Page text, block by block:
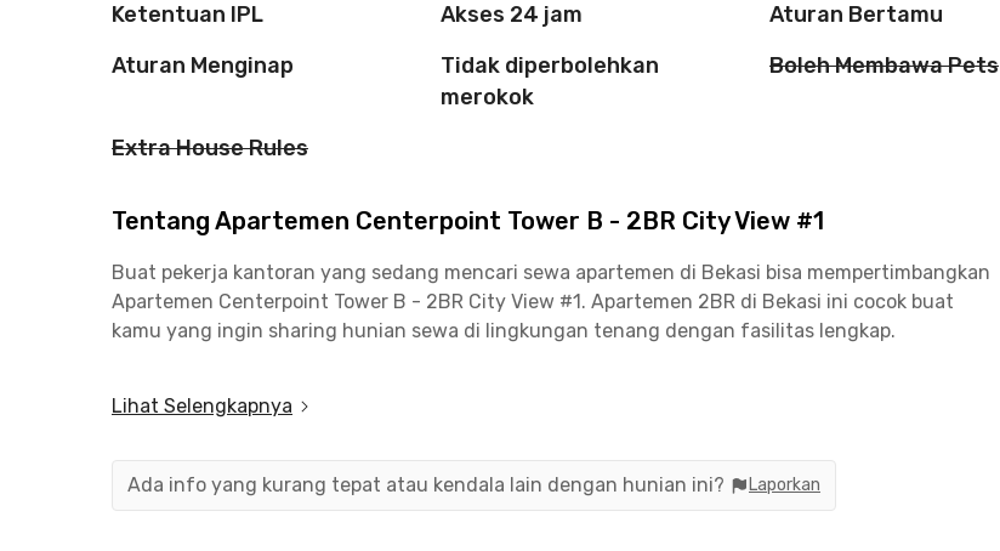
Ketentuan IPL Akses 24 jam
Aturan Bertamu
Aturan Menginap
Tidak diperbolehkan
merokok
Boleh Membawa Pets
Extra House Rules
Tentang Apartemen Centerpoint Tower B - 2BR City View #1
Buat pekerja kantoran yang sedang mencari sewa apartemen di Bekasi bisa mempertimbangkan
Apartemen Centerpoint Tower B - 2BR City View #1. Apartemen 2BR di Bekasi ini cocok buat
kamu yang ingin sharing hunian sewa di lingkungan tenang dengan fasilitas lengkap.
dengan dua kamar tidur berjendela dengan TV, AC, serta kitchen set, alat masak dan makan,
musala, laundry coin, serta playground dan swimming pool yang berada di Tower C.
Lihat Selengkapnya
Ada info yang kurang tepat atau kendala lain dengan hunian ini? Laporkan